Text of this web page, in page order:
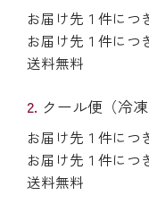
お届け先１件につ
お届け先１件につ
送料無料
クール便（冷
お届け先１件につ
お届け先１件につ
送料無料